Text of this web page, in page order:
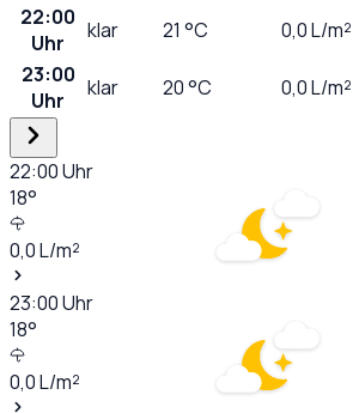
22:00
Uhr
klar 21 °C 0,0L/m²
23:00
Uhr
klar 20°C 0,0L/m²
22:00Uhr
18°
0,0L/m²
23:00Uhr
18°
0,0L/m²